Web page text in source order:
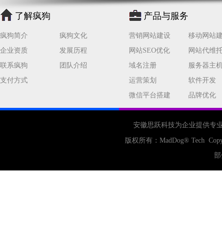
了解疯狗
疯狗简介
疯狗文化
企业资质
发展历程
联系疯狗
团队介绍
支付方式
产品与服务
营销网站建设
移动网站
网站SEO优化
网站代维
域名注册
服务器主
运营策划
软件开发
微信平台搭建
品牌优化
安徽思跃科技为企业提供专
版权所有： MadDog® Tech